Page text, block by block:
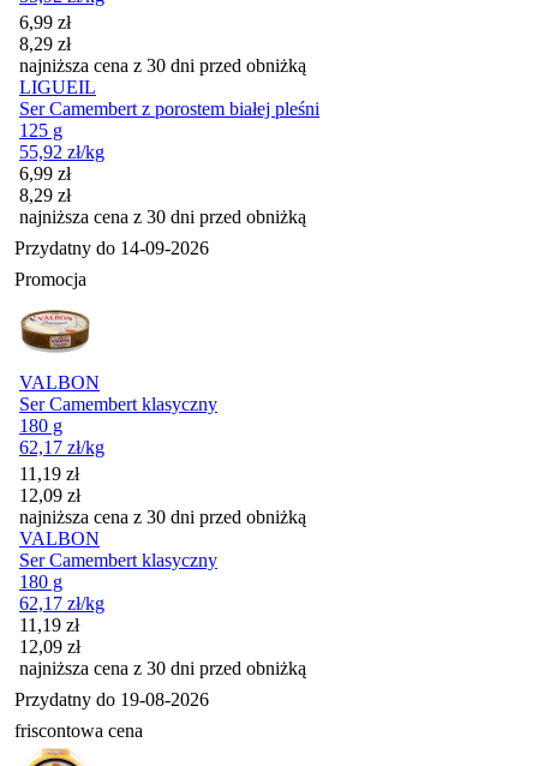
Cena promocyjna
6,99 zł
8,29 zł
najniższa cena z 30 dni przed obniżką
LIGUEIL
Ser Camembert z porostem białej pleśni
125 g
55,92 zł/kg
Cena promocyjna
6,99 zł
8,29 zł
najniższa cena z 30 dni przed obniżką
Przydatny do 14-09-2026
Promocja
VALBON
Ser Camembert klasyczny
180 g
62,17 zł/kg
Cena promocyjna
11,19 zł
12,09 zł
najniższa cena z 30 dni przed obniżką
VALBON
Ser Camembert klasyczny
180 g
62,17 zł/kg
Cena promocyjna
11,19 zł
12,09 zł
najniższa cena z 30 dni przed obniżką
Przydatny do 19-08-2026
friscontowa cena